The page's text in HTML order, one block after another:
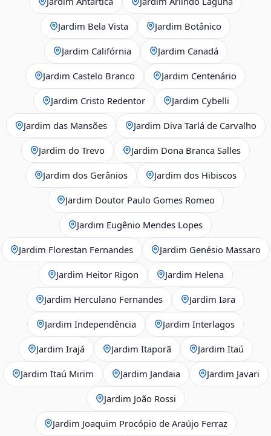
Jardim Bela Vista Jardim Botânico
Jardim Califórnia Jardim Canadá
Jardim Castelo Branco Jardim Centenário
Jardim Cristo Redentor Jardim Cybelli
Jardim das Mansões Jardim Diva Tarlá de Carvalho
Jardim do Trevo Jardim Dona Branca Salles
Jardim dos Gerânios Jardim dos Hibiscos
Jardim Doutor Paulo Gomes Romeo
Jardim Eugênio Mendes Lopes
Jardim Florestan Fernandes Jardim Genésio Massaro
Jardim Heitor Rigon Jardim Helena
Jardim Herculano Fernandes Jardim Iara
Jardim Independência Jardim Interlagos
Jardim Irajá Jardim Itaporã Jardim Itaú
Jardim Itaú Mirim Jardim Jandaia Jardim Javari
Jardim João Rossi
Jardim Joaquim Procópio de Araújo Ferraz